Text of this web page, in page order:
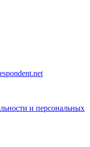
и персональных